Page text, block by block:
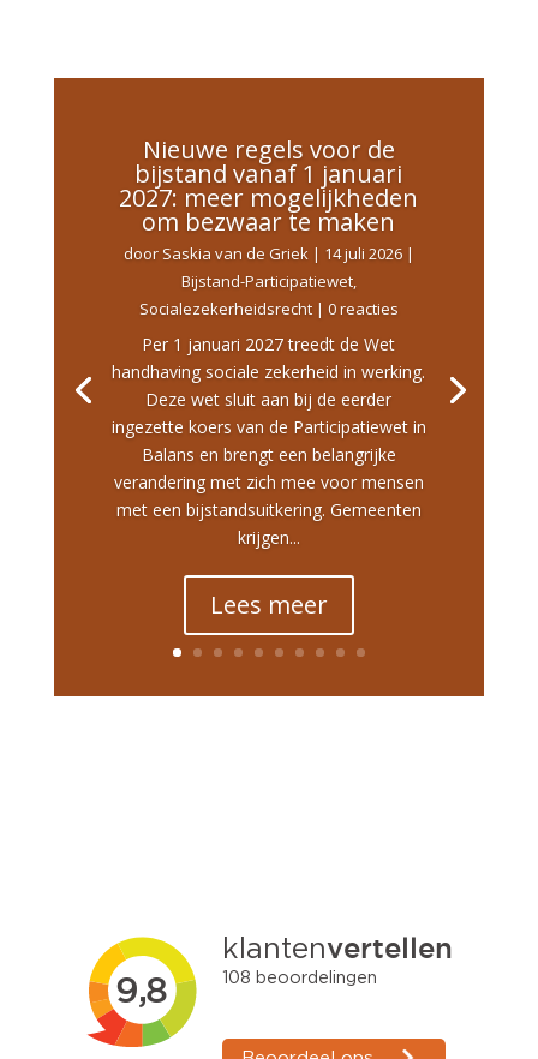
Nieuwe regels voor de
bijstand vanaf 1 januari
2027: meer mogelijkheden
om bezwaar te maken
door Saskia van de Griek| 14 juli 2026|
Bijstand-Participatiewet,
Socialezekerheidsrecht| 0 reacties
Per 1 januari 2027 treedt de Wet
handhaving sociale zekerheid in werking.
Deze wet sluit aan bij de eerder
ingezette koers van de Participatiewet in
Balans en brengt een belangrijke
verandering met zich mee voor mensen
met een bijstandsuitkering. Gemeenten
krijgen...
Lees meer